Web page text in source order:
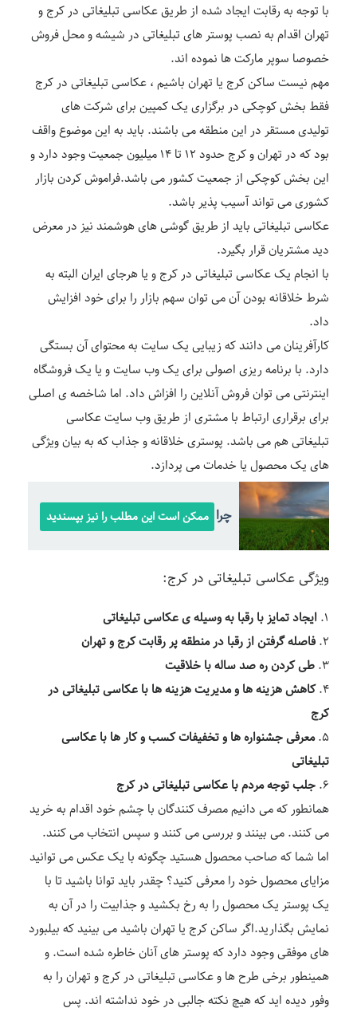
با توجه به رقابت ایجاد شده از طریق عکاسی تبلیغاتی در کرج و
تهران اقدام به نصب پوستر های تبلیغاتی در شیشه و محل فروش
خصوصا سوپر مارکت ها نموده اند.
مهم نیست ساکن کرج یا تهران باشیم ، عکاسی تبلیغاتی در کرج
فقط بخش کوچکی در برگزاری یک کمپین برای شرکت های
تولیدی مستقر در این منطقه می باشند. باید به این موضوع واقف
بود که در تهران و کرج حدود ۱۲ تا ۱۴ میلیون جمعیت وجود دارد و
این بخش کوچکی از جمعیت کشور می باشد.فراموش کردن بازار
کشوری می تواند آسیب پذیر باشد.
عکاسی تبلیغاتی باید از طریق گوشی های هوشمند نیز در معرض
دید مشتریان قرار بگیرد.
با انجام یک عکاسی تبلیغاتی در کرج و یا هرجای ایران البته به
شرط خلاقانه بودن آن می توان سهم بازار را برای خود افزایش
داد.
کارآفرینان می دانند که زیبایی یک سایت به محتوای آن بستگی
دارد. با برنامه ریزی اصولی برای یک وب سایت و یا یک فروشگاه
اینترنتی می توان فروش آنلاین را افزاش داد. اما شاخصه ی اصلی
برای برقراری ارتباط با مشتری از طریق وب سایت عکاسی
تبلیغاتی هم می باشد. پوستری خلاقانه و جذاب که به بیان ویژگی
های یک محصول یا خدمات می پردازد.
چرا از منظره ها عکس می گیریم
ممکن است این مطلب را نیز بپسندید
ویژگی عکاسی تبلیغاتی در کرج:
ایجاد تمایز با رقبا به وسیله ی عکاسی تبلیغاتی
فاصله گرفتن از رقبا در منطقه پر رقابت کرج و تهران
طی کردن ره صد ساله با خلاقیت
کاهش هزینه ها و مدیریت هزینه ها با عکاسی تبلیغاتی در
کرج
معرفی جشنواره ها و تخفیفات کسب و کار ها با عکاسی
تبلیغاتی
جلب توجه مردم با عکاسی تبلیغاتی در کرج
همانطور که می دانیم مصرف کنندگان با چشم خود اقدام به خرید
می کنند. می بینند و بررسی می کنند و سپس انتخاب می کنند.
اما شما که صاحب محصول هستید چگونه با یک عکس می توانید
مزایای محصول خود را معرفی کنید؟ چقدر باید توانا باشید تا با
یک پوستر یک محصول را به رخ بکشید و جذابیت را در آن به
نمایش بگذارید.اگر ساکن کرج یا تهران باشید می بینید که بیلبورد
های موفقی وجود دارد که پوستر های آنان خاطره شده است. و
همینطور برخی طرح ها و عکاسی تبلیغاتی در کرج و تهران را به
وفور دیده اید که هیچ نکته جالبی در خود نداشته اند. پس